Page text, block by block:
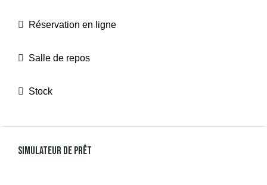
Réservation en ligne
Salle de repos
Stock
Simulateur De Prêt